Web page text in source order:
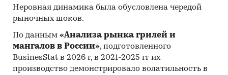
Неровная динамика была обусловлена чередой
рыночных шоков.
По данным «Анализа рынка грилей и
мангалов в России», подготовленного
BusinesStat в 2026 г, в 2021-2025 гг их
производство демонстрировало волатильность в